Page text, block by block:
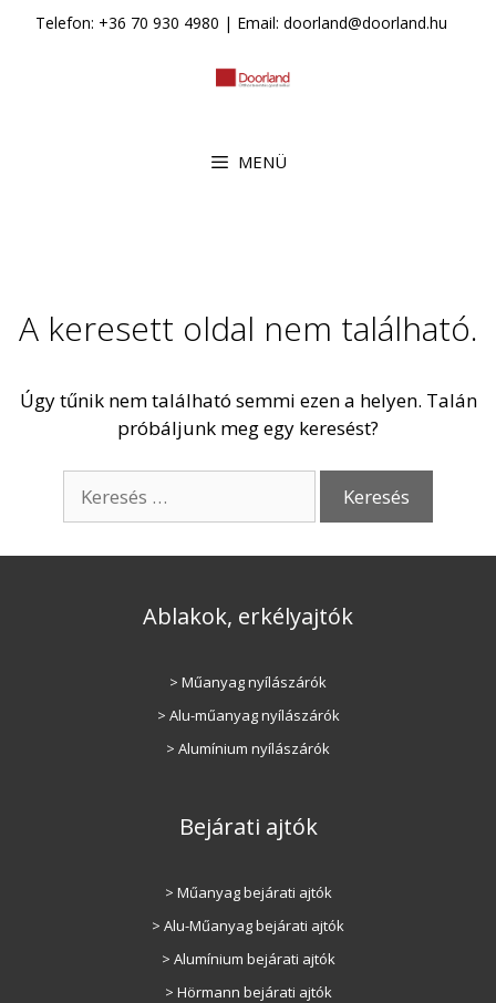
KilépésTelefon: +36 70 930 4980 | Email: doorland@doorland.hu
MENÜ
A keresett oldal nem található.
Úgy tűnik nem található semmi ezen a helyen. Talán
próbáljunk meg egy keresést?
Ablakok, erkélyajtók
> Műanyag nyílászárók
> Alu-műanyag nyílászárók
> Alumínium nyílászárók
Bejárati ajtók
> Műanyag bejárati ajtók
> Alu-Műanyag bejárati ajtók
> Alumínium bejárati ajtók
> Hörmann bejárati ajtók